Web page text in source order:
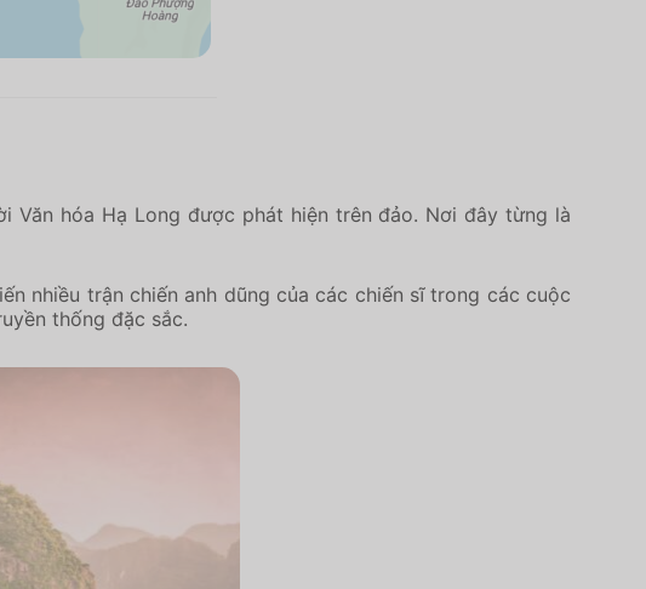
Văn hóa Hạ Long được phát hiện trên đảo. Nơi đây từng là
nhiều trận chiến anh dũng của các chiến sĩ trong các cuộc
thống đặc sắc.